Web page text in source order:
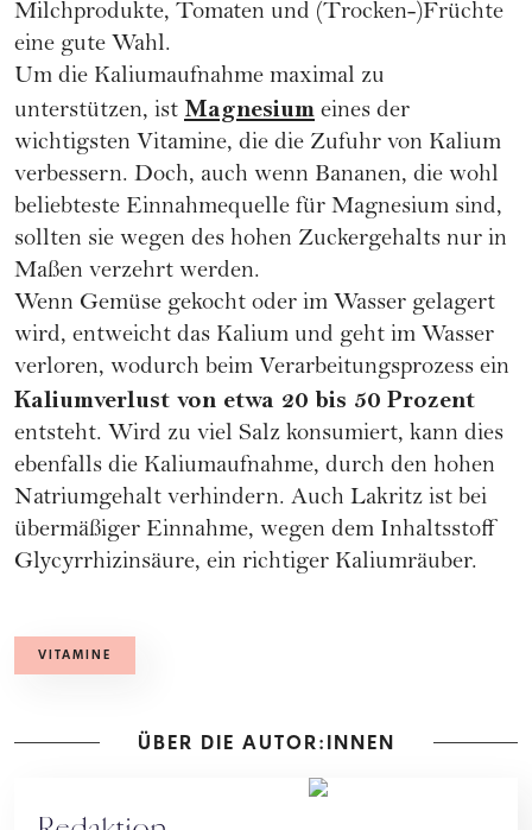
Milchprodukte, Tomaten und (Trocken-)Früchte
eine gute Wahl.
Um die Kaliumaufnahme maximal zu
unterstützen, ist Magnesium eines der
wichtigsten Vitamine, die die Zufuhr von Kalium
verbessern. Doch, auch wenn Bananen, die wohl
beliebteste Einnahmequelle für Magnesium sind,
sollten sie wegen des hohen Zuckergehalts nur in
Maßen verzehrt werden.
Wenn Gemüse gekocht oder im Wasser gelagert
wird, entweicht das Kalium und geht im Wasser
verloren, wodurch beim Verarbeitungsprozess ein
Kaliumverlust von etwa 20 bis 50 Prozent
entsteht. Wird zu viel Salz konsumiert, kann dies
ebenfalls die Kaliumaufnahme, durch den hohen
Natriumgehalt verhindern. Auch Lakritz ist bei
übermäßiger Einnahme, wegen dem Inhaltsstoff
Glycyrrhizinsäure, ein richtiger Kaliumräuber.
VITAMINE
ÜBER DIE AUTOR:INNEN